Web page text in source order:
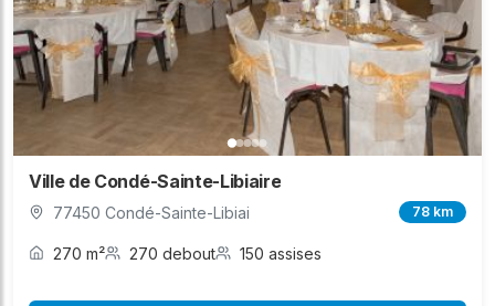
Ville de Condé-Sainte-Libiaire
77450 Condé-Sainte-Libiai 78 km
270 m² 270 debout 150 assises